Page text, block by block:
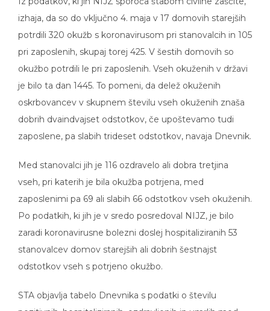
izhaja, da so do vključno 4. maja v 17 domovih starejših
potrdili 320 okužb s koronavirusom pri stanovalcih in 105
pri zaposlenih, skupaj torej 425. V šestih domovih so
okužbo potrdili le pri zaposlenih. Vseh okuženih v državi
je bilo ta dan 1445. To pomeni, da delež okuženih
oskrbovancev v skupnem številu vseh okuženih znaša
dobrih dvaindvajset odstotkov, če upoštevamo tudi
zaposlene, pa slabih trideset odstotkov, navaja Dnevnik.
vseh, pri katerih je bila okužba potrjena, med
zaposlenimi pa 69 ali slabih 66 odstotkov vseh okuženih.
Po podatkih, ki jih je v sredo posredoval NIJZ, je bilo
zaradi koronavirusne bolezni doslej hospitaliziranih 53
stanovalcev domov starejših ali dobrih šestnajst
odstotkov vseh s potrjeno okužbo.
pozitivnih, hospitaliziranih, ozdravljenih in umrlih med